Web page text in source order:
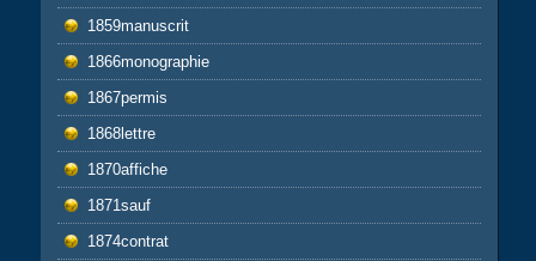
1859manuscrit
1866monographie
1867permis
1868lettre
1870affiche
1871sauf
1874contrat